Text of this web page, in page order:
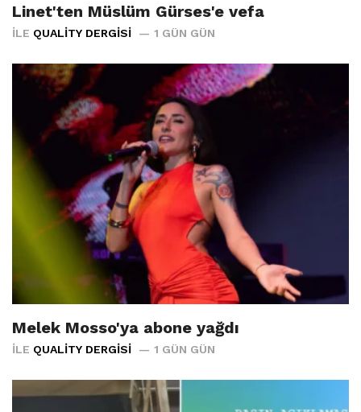
Linet'ten Müslüm Gürses'e vefa
İLE QUALITY DERGISI 1 GÜN GÜN
Melek Mosso'ya abone yağdı
İLE QUALITY DERGISI 1 GÜN GÜN